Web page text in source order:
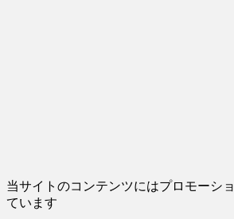
当サイトのコンテンツにはプロモーシ
ています